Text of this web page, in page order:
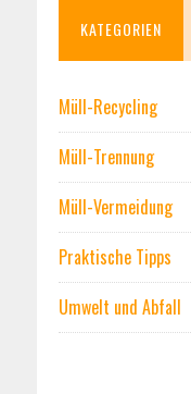
KATEGORIEN
Müll-Recycling
Müll-Trennung
Müll-Vermeidung
Praktische Tipps
Umwelt und Abfall